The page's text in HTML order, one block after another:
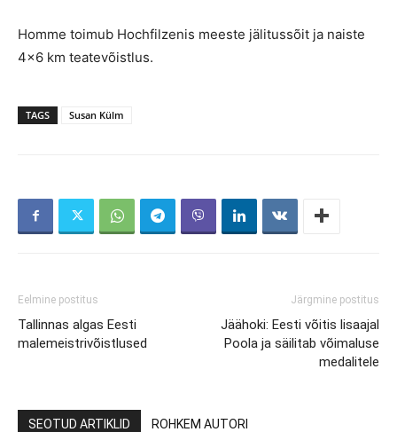
Homme toimub Hochfilzenis meeste jälitussõit ja naiste
4×6 km teatevõistlus.
TAGS Susan Külm
Eelmine postitus
Tallinnas algas Eesti
malemeistrivõistlused
Järgmine postitus
Jäähoki: Eesti võitis lisaajal
Poola ja säilitab võimaluse
medalitele
SEOTUD ARTIKLID ROHKEM AUTORI